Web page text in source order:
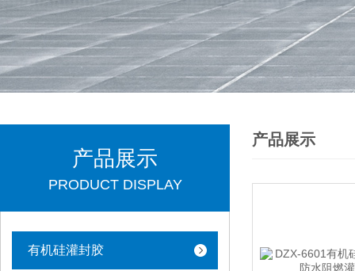
产品展示
PRODUCT DISPLAY
有机硅灌封胶
产品展示